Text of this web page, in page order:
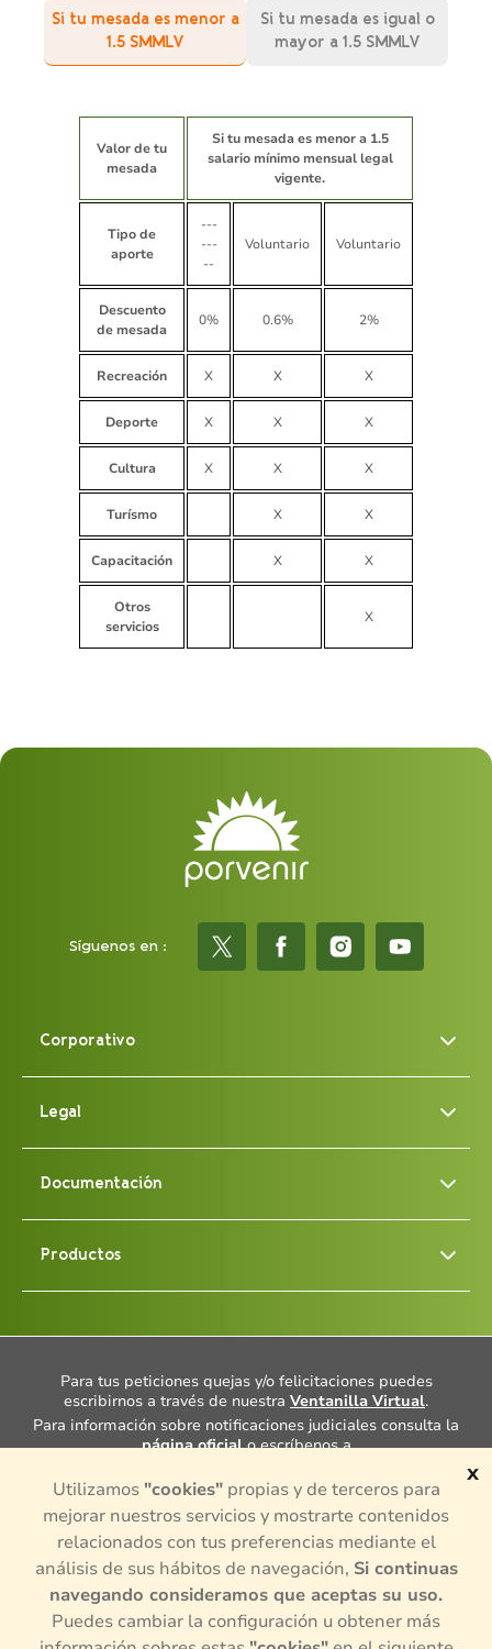
Si tu mesada es menor a
1.5 SMMLV
Si tu mesada es igual o
mayor a 1.5 SMMLV
Valor de tu
mesada
Si tu mesada es menor a 1.5
salario mínimo mensual legal
vigente.
Tipo de
aporte
---
---
--
Voluntario Voluntario
Descuento
de mesada
0% 0.6% 2%
Recreación X X X
Deporte X X X
Cultura X X X
Turísmo X X
Capacitación X X
Otros
servicios
X
Síguenos en :
Corporativo
Legal
Documentación
Productos
Para tus peticiones quejas y/o felicitaciones puedes
escribirnos a través de nuestra Ventanilla Virtual.
Para información sobre notificaciones judiciales consulta la
página oficialo escríbenos a
Cuentas con un Defensor del Consumidor Financiero, Dra.
Ana María Giraldo Rincón, consulta más informaciónaquí
¿Tienes alguna queja o denuncia sobre actividades de
intermediación en el mercado de valores y divisas
colombiano? para presentar alguna queja puedes hacerlo en
página oficial,o si necesitas más información consúltala
aquí.
© 2024, Todos los derechos reservados por Porvenir S.A.
x
Utilizamos "cookies"propias y de terceros para
mejorar nuestros servicios y mostrarte contenidos
relacionados con tus preferencias mediante el
análisis de sus hábitos de navegación, Si continuas
navegando consideramos que aceptas su uso.
Puedes cambiar la configuración u obtener más